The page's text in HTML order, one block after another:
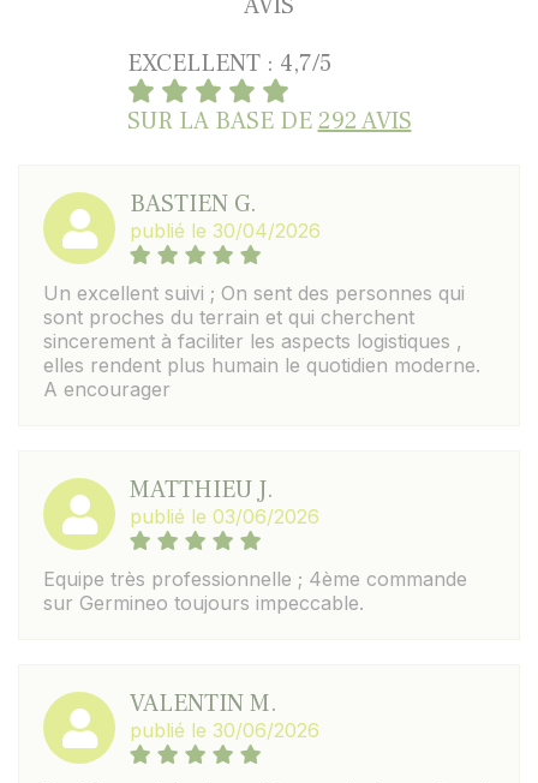
EXCELLENT : 4,7/5
SUR LA BASE DE292 AVIS
BASTIEN G.
publié le 30/04/2026
Un excellent suivi ; On sent des personnes qui
sont proches du terrain et qui cherchent
sincerement à faciliter les aspects logistiques ,
elles rendent plus humain le quotidien moderne.
A encourager
MATTHIEU J.
publié le 03/06/2026
Equipe très professionnelle ; 4ème commande
sur Germineo toujours impeccable.
VALENTIN M.
publié le 30/06/2026